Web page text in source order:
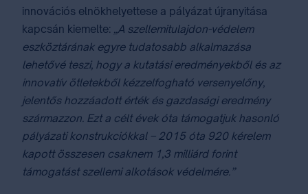
innovációs elnökhelyettese a pályázat újranyitása
kapcsán kiemelte: „A szellemitulajdon-védelem
eszköztárának egyre tudatosabb alkalmazása
lehetővé teszi, hogy a kutatási eredményekből és az
innovatív ötletekből kézzelfogható versenyelőny,
jelentős hozzáadott érték és gazdasági eredmény
származzon. Ezt a célt évek óta támogatjuk hasonló
pályázati konstrukciókkal – 2015 óta 920 kérelem
kapott összesen csaknem 1,3 milliárd forint
támogatást szellemi alkotások védelmére.”